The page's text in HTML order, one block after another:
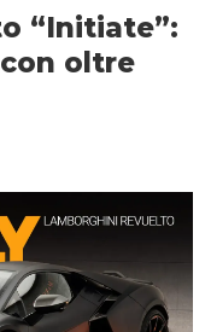
“Initiate”:
oltre